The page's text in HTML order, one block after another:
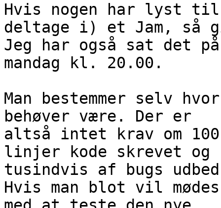
Hvis nogen har lyst
deltage i) et Jam, så
Jeg har også sat det
mandag kl. 20.00.
Man bestemmer selv
behøver være. Der er
altså intet krav om
linjer kode skrevet og
tusindvis af bugs
Hvis man blot vil